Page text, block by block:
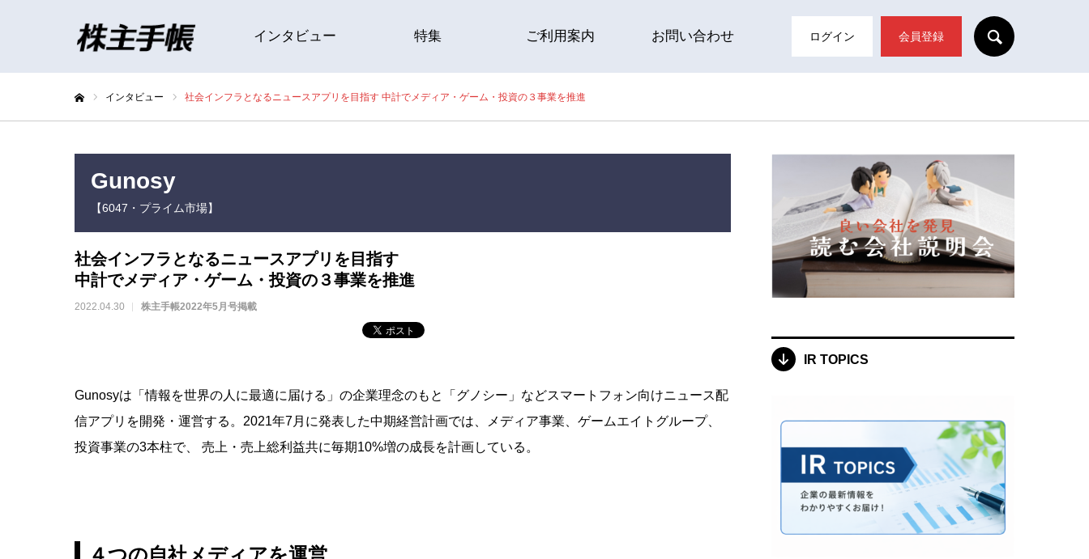
インタビュー 特集 ご利用案内 お問い合わせ ログイン 会員登録
インタビュー 社会インフラとなるニュースアプリを目指す 中計でメディア・ゲーム・投資の３事業を推進
Gunosy
【6047・プライム市場】
社会インフラとなるニュースアプリを目指す
中計でメディア・ゲーム・投資の３事業を推進
2022.04.30 株主手帳2022年5月号掲載
Gunosyは「情報を世界の人に最適に届ける」の企業理念のもと「グノシー」などスマートフォン向けニュース配
信アプリを開発・運営する。2021年7月に発表した中期経営計画では、メディア事業、ゲームエイトグループ、
投資事業の3本柱で、 売上・売上総利益共に毎期10%増の成長を計画している。
４つの自社メディアを運営
IR TOPICS